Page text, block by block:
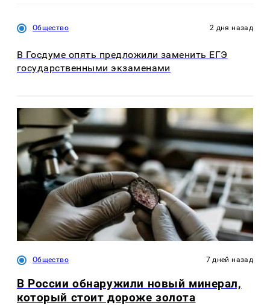
Общество 2 дня назад
В Госдуме опять предложили заменить ЕГЭ
государственными экзаменами
Общество 7 дней назад
В России обнаружили новый минерал,
который стоит дороже золота